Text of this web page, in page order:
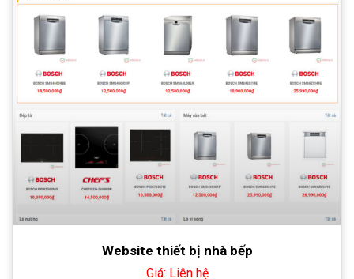
Website thiết bị nhà bếp
Giá: Liên hệ